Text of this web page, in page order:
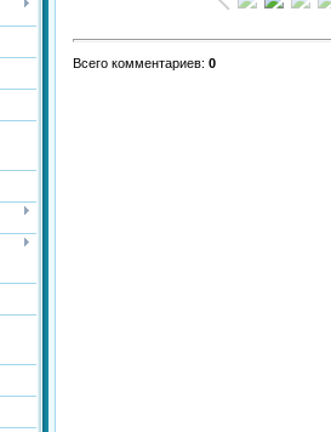
Всего комментариев: 0